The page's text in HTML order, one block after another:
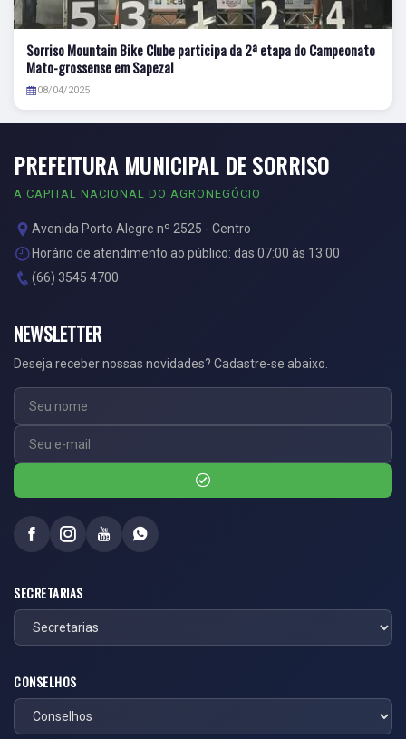
Sorriso Mountain Bike Clube participa da 2ª etapa do Campeonato
Mato-grossense em Sapezal
08/04/2025
PREFEITURA MUNICIPAL DE SORRISO
A CAPITAL NACIONAL DO AGRONEGÓCIO
Avenida Porto Alegre nº 2525 - Centro
Horário de atendimento ao público: das 07:00 às 13:00
(66) 3545 4700
NEWSLETTER
Deseja receber nossas novidades? Cadastre-se abaixo.
SECRETARIAS
CONSELHOS